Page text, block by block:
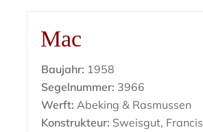
Mac
Baujahr: 1958
Segelnummer: 3966
Werft: Abeking & Rasmussen
Konstrukteur: Sweisgut, Francis